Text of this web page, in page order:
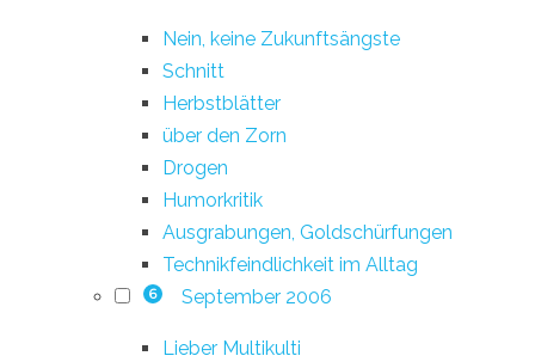
Nein, keine Zukunftsängste
Schnitt
Herbstblätter
über den Zorn
Drogen
Humorkritik
Ausgrabungen, Goldschürfungen
Technikfeindlichkeit im Alltag
6 September 2006
Lieber Multikulti